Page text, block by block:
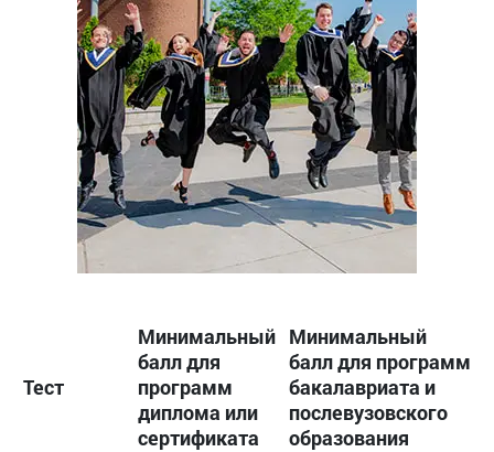
Тест
Минимальный
балл для
программ
диплома или
сертификата
Минимальный
балл для программ
бакалавриата и
послевузовского
образования